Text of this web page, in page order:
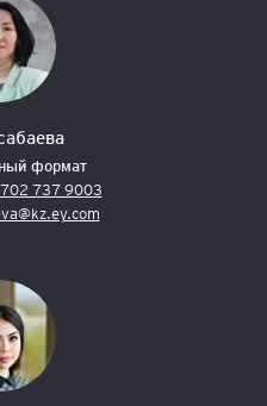
формат
737 9003